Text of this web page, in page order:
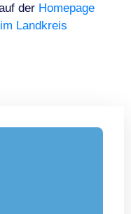
der Homepage
Landkreis